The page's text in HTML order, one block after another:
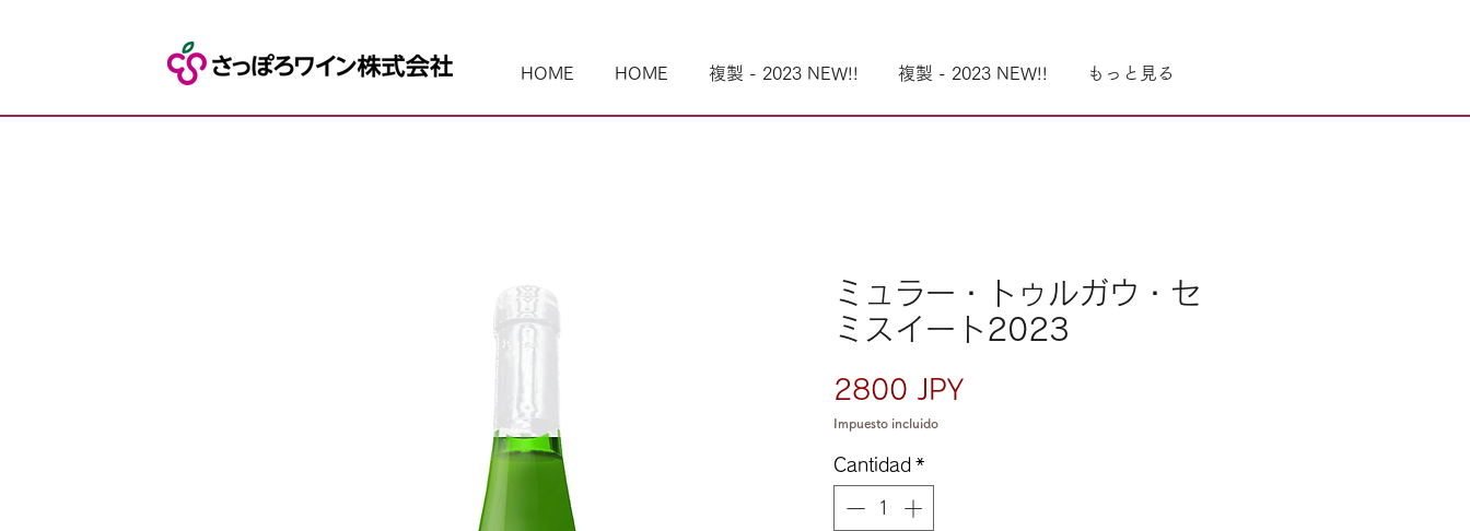
HOME HOME 複製 - 2023 NEW!! 複製 - 2023 NEW!! もっと見る
ミュラー・トゥルガウ・セ
ミスイート2023
2800 JPYPrecio
Impuesto incluido
Cantidad *